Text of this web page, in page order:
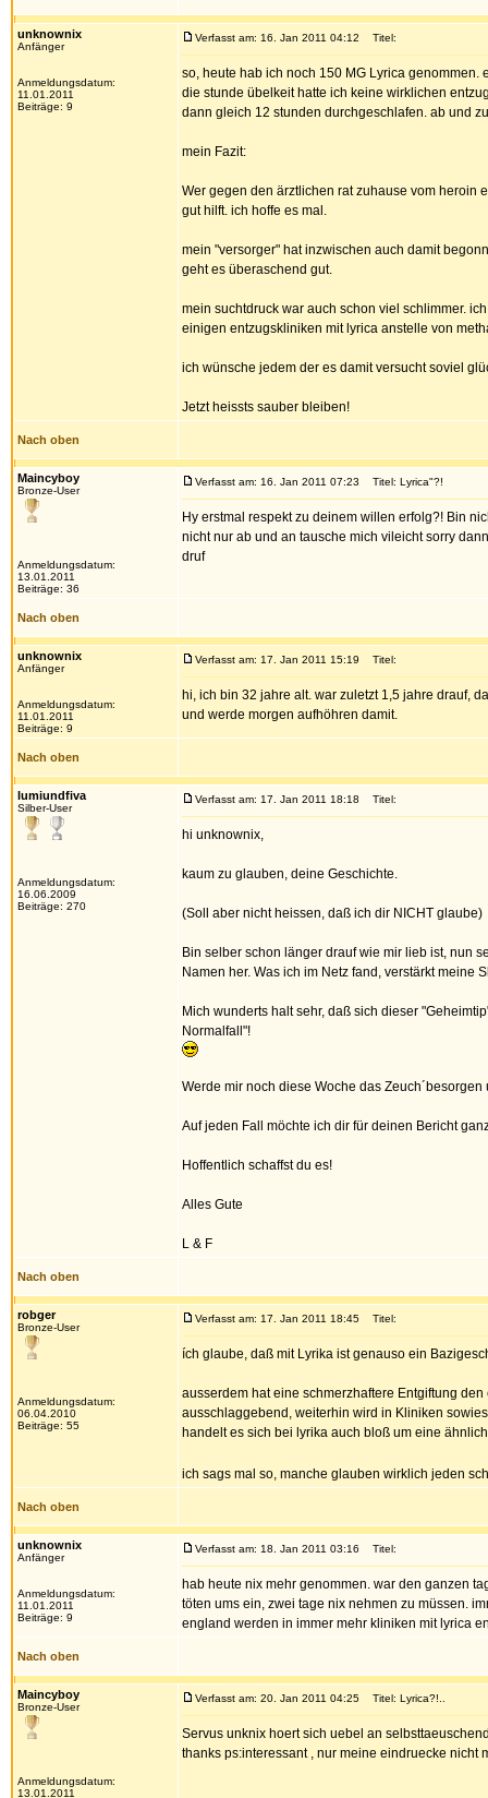
unknownix
Anfänger
Anmeldungsdatum:
11.01.2011
Beiträge: 9
Verfasst am: 16. Jan 2011 04:12 Titel:
so, heute hab ich noch 150 MG Lyrica
die stunde übelkeit hatte ich keine wirklichen
dann gleich 12 stunden durchgeschlafen. ab und
mein Fazit:
Wer gegen den ärztlichen rat zuhause vom heroin
gut hilft. ich hoffe es mal.
mein "versorger" hat inzwischen auch damit
geht es überaschend gut.
mein suchtdruck war auch schon viel schlimmer.
einigen entzugskliniken mit lyrica anstelle von
ich wünsche jedem der es damit versucht soviel
Jetzt heissts sauber bleiben!
Nach oben
Maincyboy
Bronze-User
Anmeldungsdatum:
13.01.2011
Beiträge: 36
Verfasst am: 16. Jan 2011 07:23 Titel: Lyrica"?!
Hy erstmal respekt zu deinem willen erfolg?! Bin
nicht nur ab und an tausche mich vileicht sorry
druf
Nach oben
unknownix
Anfänger
Anmeldungsdatum:
11.01.2011
Beiträge: 9
Verfasst am: 17. Jan 2011 15:19 Titel:
hi, ich bin 32 jahre alt. war zuletzt 1,5 jahre drauf,
und werde morgen aufhöhren damit.
Nach oben
lumiundfiva
Silber-User
Anmeldungsdatum:
16.06.2009
Beiträge: 270
Verfasst am: 17. Jan 2011 18:18 Titel:
hi unknownix,
kaum zu glauben, deine Geschichte.
(Soll aber nicht heissen, daß ich dir NICHT glaube)
Bin selber schon länger drauf wie mir lieb ist, nun
Namen her. Was ich im Netz fand, verstärkt meine
Mich wunderts halt sehr, daß sich dieser
Normalfall"!
Werde mir noch diese Woche das
Auf jeden Fall möchte ich dir für deinen Bericht
Hoffentlich schaffst du es!
Alles Gute
L & F
Nach oben
robger
Bronze-User
Anmeldungsdatum:
06.04.2010
Beiträge: 55
Verfasst am: 17. Jan 2011 18:45 Titel:
ích glaube, daß mit Lyrika ist genauso ein
ausserdem hat eine schmerzhaftere Entgiftung
ausschlaggebend, weiterhin wird in Kliniken
handelt es sich bei lyrika auch bloß um eine
ich sags mal so, manche glauben wirklich jeden
Nach oben
unknownix
Anfänger
Anmeldungsdatum:
11.01.2011
Beiträge: 9
Verfasst am: 18. Jan 2011 03:16 Titel:
hab heute nix mehr genommen. war den ganzen
töten ums ein, zwei tage nix nehmen zu müssen.
england werden in immer mehr kliniken mit lyrica
Nach oben
Maincyboy
Bronze-User
Anmeldungsdatum:
13.01.2011
Verfasst am: 20. Jan 2011 04:25 Titel: Lyrica?!..
Servus unknix hoert sich uebel an
thanks ps:interessant , nur meine eindruecke nicht